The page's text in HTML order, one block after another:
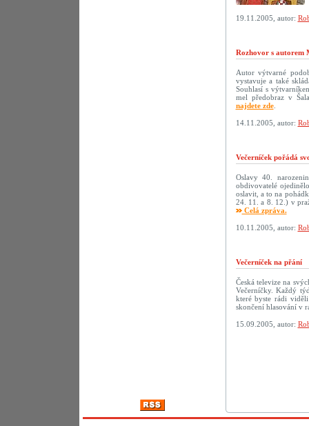
19.11.2005, autor:
Rozhovor s autorem
Autor výtvarné
vystavuje a také
Souhlasí s
mel předobraz v
najdete zde.
14.11.2005, autor:
Večerníček pořádá
Oslavy 40.
obdivovatelé
oslavit, a to na
24. 11. a 8. 12.) v
Celá zpráva.
10.11.2005, autor:
Večerníček na přání
Česká televize na
Večerníčky. Každý
které byste rádi
skončení hlasování v
15.09.2005, autor: